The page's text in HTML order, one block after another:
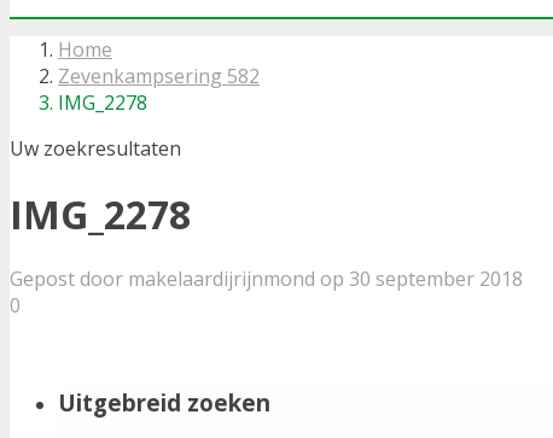
Home
Zevenkampsering 582
IMG_2278
Uw zoekresultaten
IMG_2278
Gepost door makelaardijrijnmond op 30 september 2018
0
Uitgebreid zoeken